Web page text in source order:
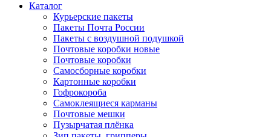
Каталог
Курьерские пакеты
Пакеты Почта России
Пакеты с воздушной подушкой
Почтовые коробки новые
Почтовые коробки
Самосборные коробки
Картонные коробки
Гофрокороба
Самоклеящиеся карманы
Почтовые мешки
Пузырчатая плёнка